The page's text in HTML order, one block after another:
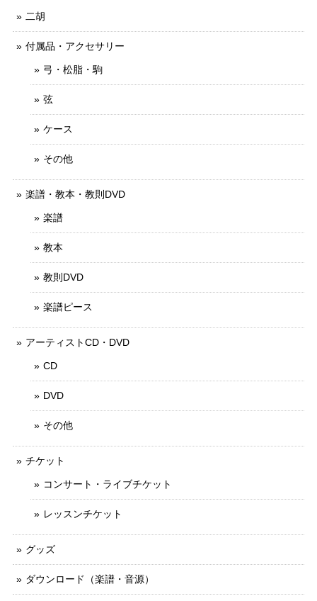
二胡
付属品・アクセサリー
弓・松脂・駒
弦
ケース
その他
楽譜・教本・教則DVD
楽譜
教本
教則DVD
楽譜ピース
アーティストCD・DVD
CD
DVD
その他
チケット
コンサート・ライブチケット
レッスンチケット
グッズ
ダウンロード（楽譜・音源）